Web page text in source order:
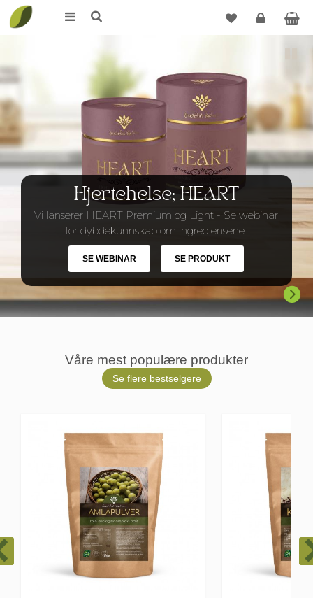
Hjertehelse; HEART
Vi lanserer HEART Premium og Light - Se webinar
for dybdekunnskap om ingrediensene.
SE WEBINAR SE PRODUKT
Våre mest populære produkter
Se flere bestselgere